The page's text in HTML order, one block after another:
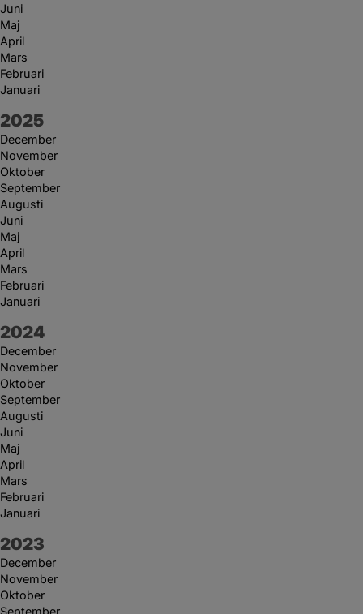
Juni
Maj
April
Mars
Februari
Januari
År:
2025
December
November
Oktober
September
Augusti
Juni
Maj
April
Mars
Februari
Januari
År:
2024
December
November
Oktober
September
Augusti
Juni
Maj
April
Mars
Februari
Januari
År:
2023
December
November
Oktober
September